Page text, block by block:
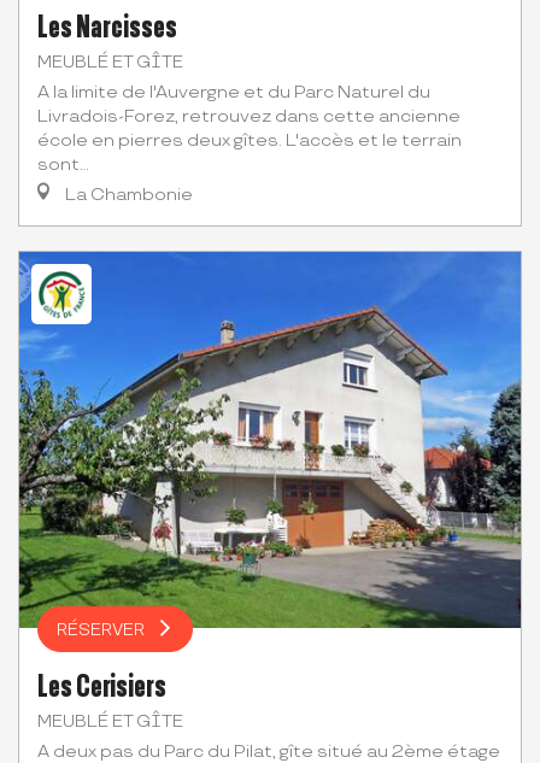
Les Narcisses
MEUBLÉ ET GÎTE
A la limite de l'Auvergne et du Parc Naturel du
Livradois-Forez, retrouvez dans cette ancienne
école en pierres deux gîtes. L'accès et le terrain
sont...
La Chambonie
RÉSERVER
Les Cerisiers
MEUBLÉ ET GÎTE
A deux pas du Parc du Pilat, gîte situé au 2ème étage